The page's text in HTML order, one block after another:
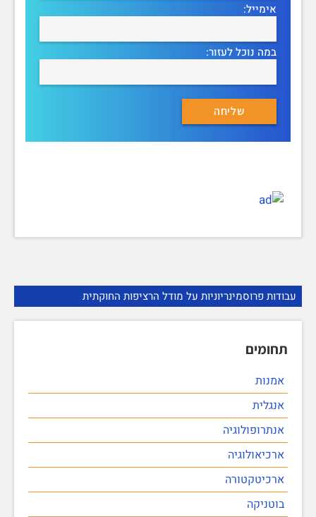
עבודות פרוסמינריוניות על מודל הרציפות החוקתית
תחומים
אמנות
אנגלית
אנתרופולוגיה
ארכיאולוגיה
ארכיטקטורה
בוטניקה
אימייל:
במה נוכל לעזור: